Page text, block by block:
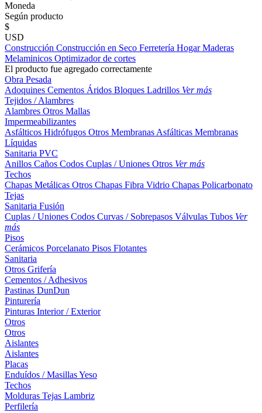
Moneda
Según producto
$
USD
Construcción Construcción en Seco Ferretería HogarMaderas
Melaminicos Optimizador de cortes
El producto fue agregado correctamente
Obra Pesada
Adoquines Cementos Áridos Bloques Ladrillos Ver más
Tejidos / Alambres
Alambres Otros Mallas
Impermeabilizantes
Asfálticos Hidrófugos Otros Membranas Asfálticas Membranas
Líquidas
Sanitaria PVC
Anillos Caños Codos Cuplas / Uniones Otros Ver más
Techos
Chapas Metálicas Otros Chapas Fibra Vidrio Chapas Policarbonato
Tejas
Sanitaria Fusión
Cuplas / Uniones Codos Curvas / Sobrepasos Válvulas Tubos Ver
más
Pisos
Cerámicos Porcelanato Pisos Flotantes
Sanitaria
Otros Grifería
Cementos / Adhesivos
Pastinas DunDun
Pinturería
Pinturas Interior / Exterior
Otros
Otros
Aislantes
Aislantes
Placas
Enduídos / MasillasYeso
Techos
Molduras Tejas Lambriz
Perfilería